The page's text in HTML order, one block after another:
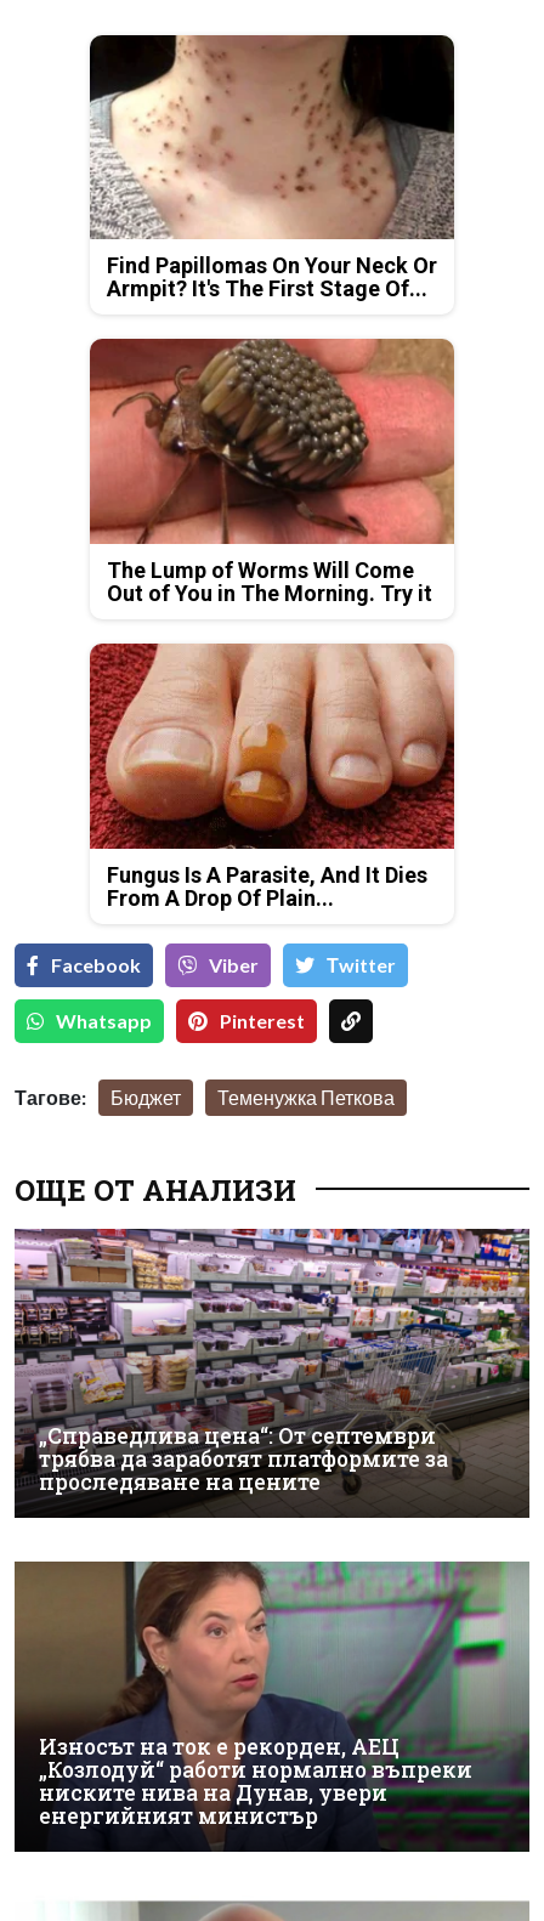
Find Papillomas On Your Neck Or
Armpit? It's The First Stage Of...
The Lump of Worms Will Come
Out of You in The Morning. Try it
Fungus Is A Parasite, And It Dies
From A Drop Of Plain...
Facebook Viber Тwitter
Whatsapp Pinterest
Тагове: Бюджет Теменужка Петкова
ОЩЕ ОТ АНАЛИЗИ
„Справедлива цена“: От септември
трябва да заработят платформите за
проследяване на цените
Износът на ток е рекорден, АЕЦ
„Козлодуй“ работи нормално въпреки
ниските нива на Дунав, увери
енергийният министър